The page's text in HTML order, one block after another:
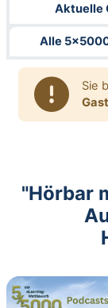
Aktuelle
Alle
Sie
Gast
"Hörbar